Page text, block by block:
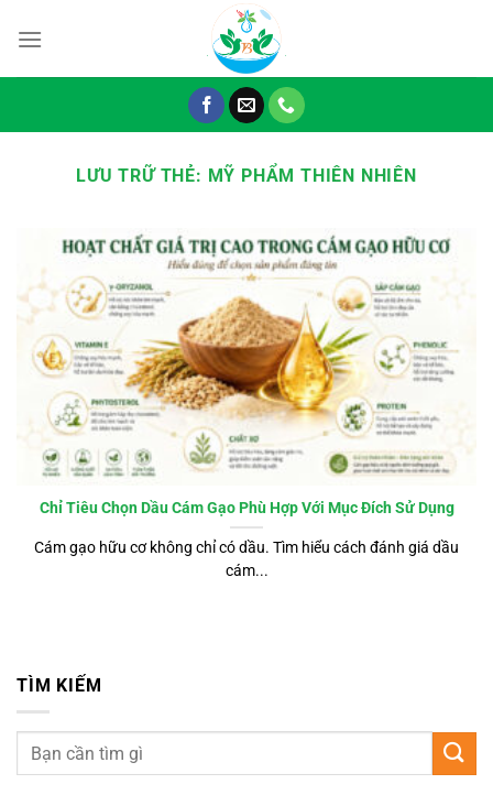
đến
LƯU TRỮ THẺ: MỸ PHẨM THIÊN NHIÊN
Chỉ Tiêu Chọn Dầu Cám Gạo Phù Hợp Với Mục Đích Sử Dụng
Cám gạo hữu cơ không chỉ có dầu. Tìm hiểu cách đánh giá dầu
cám...
TÌM KIẾM